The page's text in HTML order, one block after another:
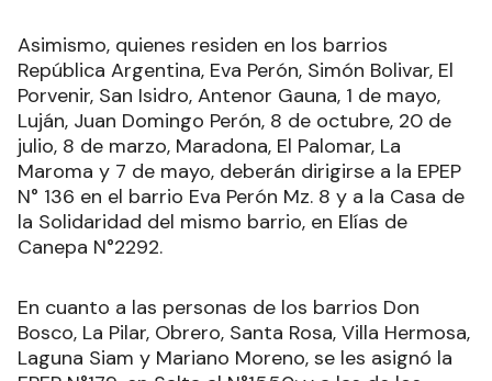
Asimismo, quienes residen en los barrios
República Argentina, Eva Perón, Simón Bolivar, El
Porvenir, San Isidro, Antenor Gauna, 1 de mayo,
Luján, Juan Domingo Perón, 8 de octubre, 20 de
julio, 8 de marzo, Maradona, El Palomar, La
Maroma y 7 de mayo, deberán dirigirse a la EPEP
N° 136 en el barrio Eva Perón Mz. 8 y a la Casa de
la Solidaridad del mismo barrio, en Elías de
Canepa N°2292.
En cuanto a las personas de los barrios Don
Bosco, La Pilar, Obrero, Santa Rosa, Villa Hermosa,
Laguna Siam y Mariano Moreno, se les asignó la